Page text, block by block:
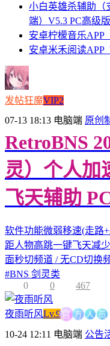
小白英雄杀辅助（
端）V5.3 PC高级版
安卓柠檬音乐APP
安卓米禾阅读
发帖狂魔VIP2
07-13 18:13 电脑端 原创
RetroBNS
灵）个人加
飞天辅助
软件功能微弱移速(走路
距人物高跳一键飞天减
面秒切频道 / 无CD切换
#BNS 剑灵类
0
0 467
夜雨听风Lv.9官方人员
10-24 12:11 电脑端 公告